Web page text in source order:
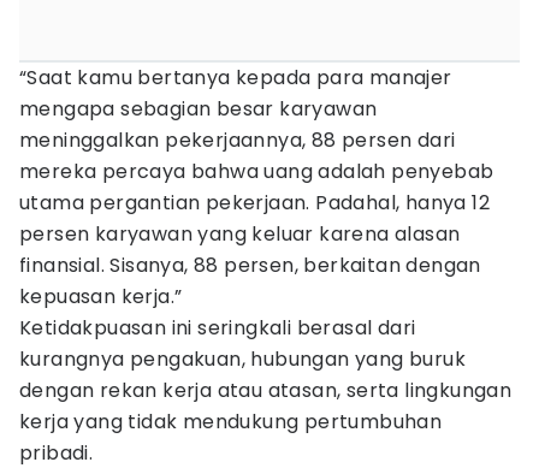
“Saat kamu bertanya kepada para manajer
mengapa sebagian besar karyawan
meninggalkan pekerjaannya, 88 persen dari
mereka percaya bahwa uang adalah penyebab
utama pergantian pekerjaan. Padahal, hanya 12
persen karyawan yang keluar karena alasan
finansial. Sisanya, 88 persen, berkaitan dengan
kepuasan kerja.”
Ketidakpuasan ini seringkali berasal dari
kurangnya pengakuan, hubungan yang buruk
dengan rekan kerja atau atasan, serta lingkungan
kerja yang tidak mendukung pertumbuhan
pribadi.